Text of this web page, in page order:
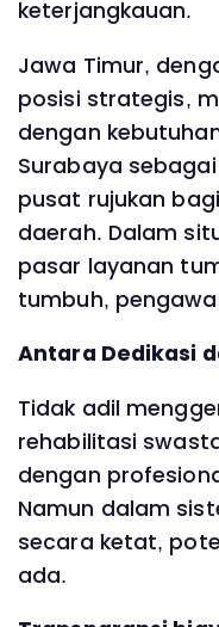
keterjangkauan.
Jawa Timur,
posisi strategis,
dengan
Surabaya
pusat rujukan
daerah. Dalam
pasar layanan
tumbuh,
Antara Dedikasi
Tidak adil
rehabilitasi
dengan
Namun dalam
secara ketat,
ada.